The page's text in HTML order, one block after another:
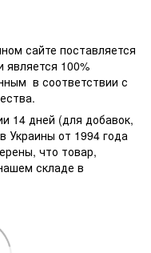
сайте поставляется
100%
в соответствии с
14 дней (для добавок,
Украины от 1994 года
что товар,
складе в